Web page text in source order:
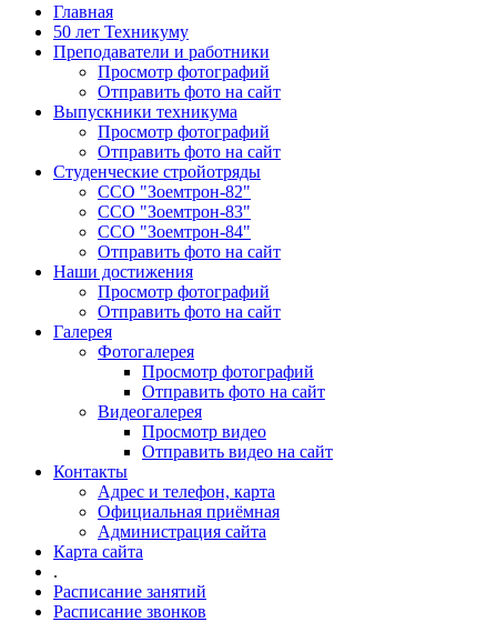
Главная
50 лет Техникуму
Преподаватели и работники
Просмотр фотографий
Отправить фото на сайт
Выпускники техникума
Просмотр фотографий
Отправить фото на сайт
Студенческие стройотряды
ССО "Зоемтрон-82"
ССО "Зоемтрон-83"
ССО "Зоемтрон-84"
Отправить фото на сайт
Наши достижения
Просмотр фотографий
Отправить фото на сайт
Галерея
Фотогалерея
Просмотр фотографий
Отправить фото на сайт
Видеогалерея
Просмотр видео
Отправить видео на сайт
Контакты
Адрес и телефон, карта
Официальная приёмная
Администрация сайта
Карта сайта
.
Расписание занятий
Расписание звонков